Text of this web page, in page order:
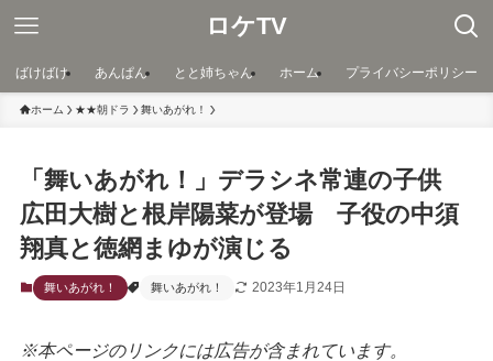
ロケTV
ばけばけ あんぱん とと姉ちゃん ホーム プライバシーポリシー
ホーム ★★朝ドラ 舞いあがれ！
「舞いあがれ！」デラシネ常連の子供
広田大樹と根岸陽菜が登場 子役の中須
翔真と徳網まゆが演じる
舞いあがれ！ 舞いあがれ！ 2023年1月24日
※本ページのリンクには広告が含まれています。